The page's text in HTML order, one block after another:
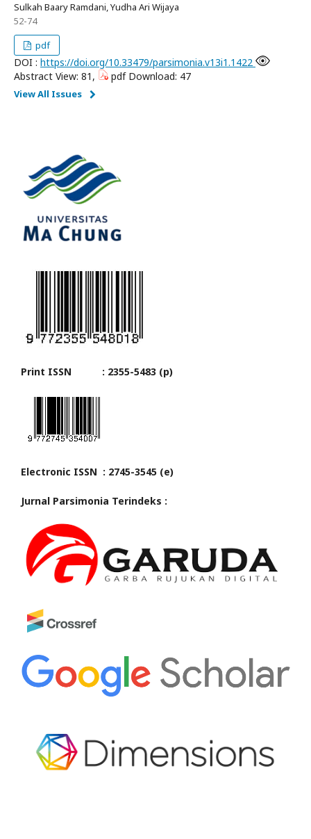
Sulkah Baary Ramdani, Yudha Ari Wijaya
52-74
pdf
DOI : https://doi.org/10.33479/parsimonia.v13i1.1422
Abstract View: 81,
pdf Download: 47
View All Issues
Print ISSN : 2355-5483 (p)
Electronic ISSN : 2745-3545 (e)
Jurnal Parsimonia Terindeks :